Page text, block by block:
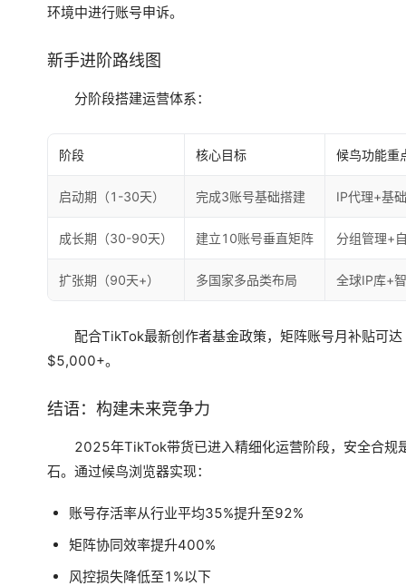
环境中进行账号申诉。
新手进阶路线图
分阶段搭建运营体系：
阶段 核心目标 候鸟功能重
启动期（1-30天） 完成3账号基础搭建 IP代理+基
成长期（30-90天） 建立10账号垂直矩阵 分组管理+
扩张期（90天+） 多国家多品类布局 全球IP库+
配合TikTok最新创作者基金政策，矩阵账号月补贴可达
$5,000+。
结语：构建未来竞争力
2025年TikTok带货已进入精细化运营阶段，安全合规
石。通过候鸟浏览器实现：
账号存活率从行业平均35%提升至92%
矩阵协同效率提升400%
风控损失降低至1%以下